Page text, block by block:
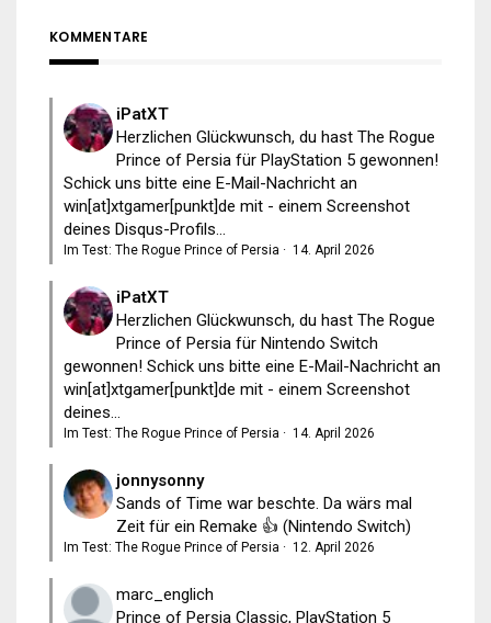
KOMMENTARE
iPatXT
Herzlichen Glückwunsch, du hast The Rogue
Prince of Persia für PlayStation 5 gewonnen!
Schick uns bitte eine E-Mail-Nachricht an
win[at]xtgamer[punkt]de mit - einem Screenshot
deines Disqus-Profils...
Im Test: The Rogue Prince of Persia · 14. April 2026
iPatXT
Herzlichen Glückwunsch, du hast The Rogue
Prince of Persia für Nintendo Switch
gewonnen! Schick uns bitte eine E-Mail-Nachricht an
win[at]xtgamer[punkt]de mit - einem Screenshot
deines...
Im Test: The Rogue Prince of Persia · 14. April 2026
jonnysonny
Sands of Time war beschte. Da wärs mal
Zeit für ein Remake 👍 (Nintendo Switch)
Im Test: The Rogue Prince of Persia · 12. April 2026
marc_englich
Prince of Persia Classic, PlayStation 5